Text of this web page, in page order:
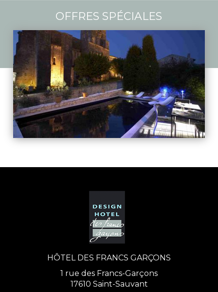
OFFRES SPÉCIALES
HÔTEL DES FRANCS GARÇONS
1 rue des Francs-Garçons
17610 Saint-Sauvant